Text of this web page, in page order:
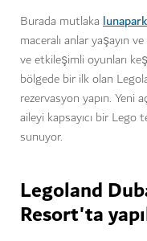
Burada mutlaka
maceralı anlar yaşayın
ve etkileşimli oyunları
bölgede bir ilk olan
rezervasyon yapın. Yeni
aileyi kapsayıcı bir
sunuyor.
Legoland
Resort'ta